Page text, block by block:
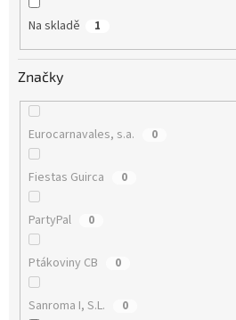
Na skladě 1
Značky
Eurocarnavales, s.a. 0
Fiestas Guirca 0
PartyPal 0
Ptákoviny CB 0
Sanroma I, S.L. 0